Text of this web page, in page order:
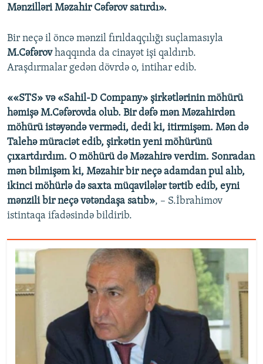
Mənzilləri Məzahir Cəfərov satırdı».
Bir neçə il öncə mənzil fırıldaqçılığı suçlamasıyla
M.Cəfərovhaqqında da cinayət işi qaldırıb.
Araşdırmalar gedən dövrdə o, intihar edib.
««STS» və «Sahil-D Company» şirkətlərinin möhürü
həmişə M.Cəfərovda olub. Bir dəfə mən Məzahirdən
möhürü istəyəndə vermədi, dedi ki, itirmişəm. Mən də
Talehə müraciət edib, şirkətin yeni möhürünü
çıxartdırdım. O möhürü də Məzahirə verdim. Sonradan
mən bilmişəm ki, Məzahir bir neçə adamdan pul alıb,
ikinci möhürlə də saxta müqavilələr tərtib edib, eyni
mənzili bir neçə vətəndaşa satıb», – S.İbrahimov
istintaqa ifadəsində bildirib.